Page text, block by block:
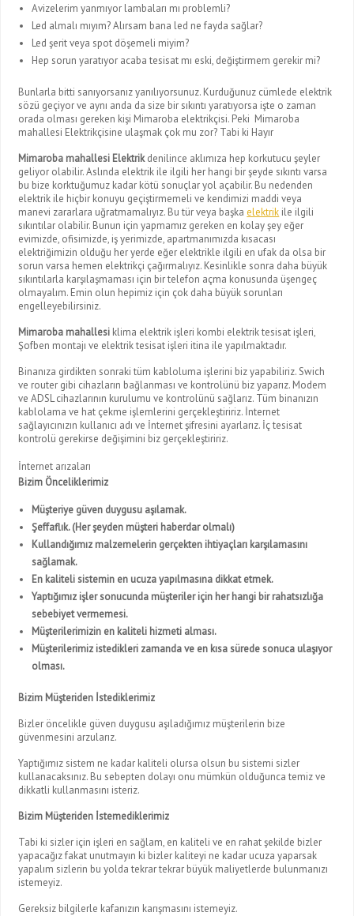
Avizelerim yanmıyor lambaları mı problemli?
Led almalı mıyım? Alırsam bana led ne fayda sağlar?
Led şerit veya spot döşemeli miyim?
Hep sorun yaratıyor acaba tesisat mı eski, değiştirmem gerekir mi?
Bunlarla bitti sanıyorsanız yanılıyorsunuz. Kurduğunuz cümlede elektrik
sözü geçiyor ve aynı anda da size bir sıkıntı yaratıyorsa işte o zaman
orada olması gereken kişi Mimaroba elektrikçisi. Peki Mimaroba
mahallesi Elektrikçisine ulaşmak çok mu zor? Tabi ki Hayır
Mimaroba mahallesi Elektrikdenilince aklımıza hep korkutucu şeyler
geliyor olabilir. Aslında elektrik ile ilgili her hangi bir şeyde sıkıntı varsa
bu bize korktuğumuz kadar kötü sonuçlar yol açabilir. Bu nedenden
elektrik ile hiçbir konuyu geçiştirmemeli ve kendimizi maddi veya
manevi zararlara uğratmamalıyız. Bu tür veya başka elektrik ile ilgili
sıkıntılar olabilir. Bunun için yapmamız gereken en kolay şey eğer
evimizde, ofisimizde, iş yerimizde, apartmanımızda kısacası
elektriğimizin olduğu her yerde eğer elektrikle ilgili en ufak da olsa bir
sorun varsa hemen elektrikçi çağırmalıyız. Kesinlikle sonra daha büyük
sıkıntılarla karşılaşmaması için bir telefon açma konusunda üşengeç
olmayalım. Emin olun hepimiz için çok daha büyük sorunları
engelleyebilirsiniz.
Mimaroba mahallesi klima elektrik işleri kombi elektrik tesisat işleri,
Şofben montajı ve elektrik tesisat işleri itina ile yapılmaktadır.
Binanıza girdikten sonraki tüm kabloluma işlerini biz yapabiliriz. Swich
ve router gibi cihazların bağlanması ve kontrolünü biz yaparız. Modem
ve ADSL cihazlarının kurulumu ve kontrolünü sağlarız. Tüm binanızın
kablolama ve hat çekme işlemlerini gerçekleştiririz. İnternet
sağlayıcınızın kullanıcı adı ve İnternet şifresini ayarlarız. İç tesisat
kontrolü gerekirse değişimini biz gerçekleştiririz.
İnternet arızaları
Bizim Önceliklerimiz
Müşteriye güven duygusu aşılamak.
Şeffaflık. (Her şeyden müşteri haberdar olmalı)
Kullandığımız malzemelerin gerçekten ihtiyaçları karşılamasını
sağlamak.
En kaliteli sistemin en ucuza yapılmasına dikkat etmek.
Yaptığımız işler sonucunda müşteriler için her hangi bir rahatsızlığa
sebebiyet vermemesi.
Müşterilerimizin en kaliteli hizmeti alması.
Müşterilerimiz istedikleri zamanda ve en kısa sürede sonuca ulaşıyor
olması.
Bizim Müşteriden İstediklerimiz
Bizler öncelikle güven duygusu aşıladığımız müşterilerin bize
güvenmesini arzularız.
Yaptığımız sistem ne kadar kaliteli olursa olsun bu sistemi sizler
kullanacaksınız. Bu sebepten dolayı onu mümkün olduğunca temiz ve
dikkatli kullanmasını isteriz.
Bizim Müşteriden İstemediklerimiz
Tabi ki sizler için işleri en sağlam, en kaliteli ve en rahat şekilde bizler
yapacağız fakat unutmayın ki bizler kaliteyi ne kadar ucuza yaparsak
yapalım sizlerin bu yolda tekrar tekrar büyük maliyetlerde bulunmanızı
istemeyiz.
Gereksiz bilgilerle kafanızın karışmasını istemeyiz.